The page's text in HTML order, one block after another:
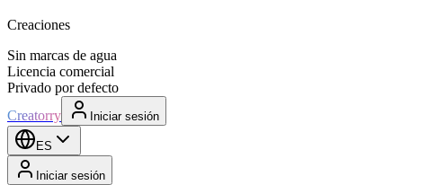
Creaciones
Sin marcas de agua
Licencia comercial
Privado por defecto
Creatorry
Iniciar sesión
ES
Iniciar sesión